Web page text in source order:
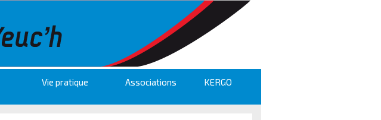
Vie pratique Associations KERGO